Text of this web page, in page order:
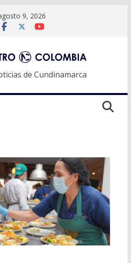
9, 2026
de Cundinamarca